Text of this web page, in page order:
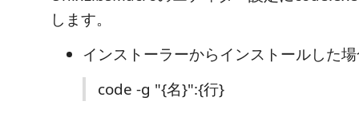
します。
インストーラーからインストールした
code -g "{名}":{行}